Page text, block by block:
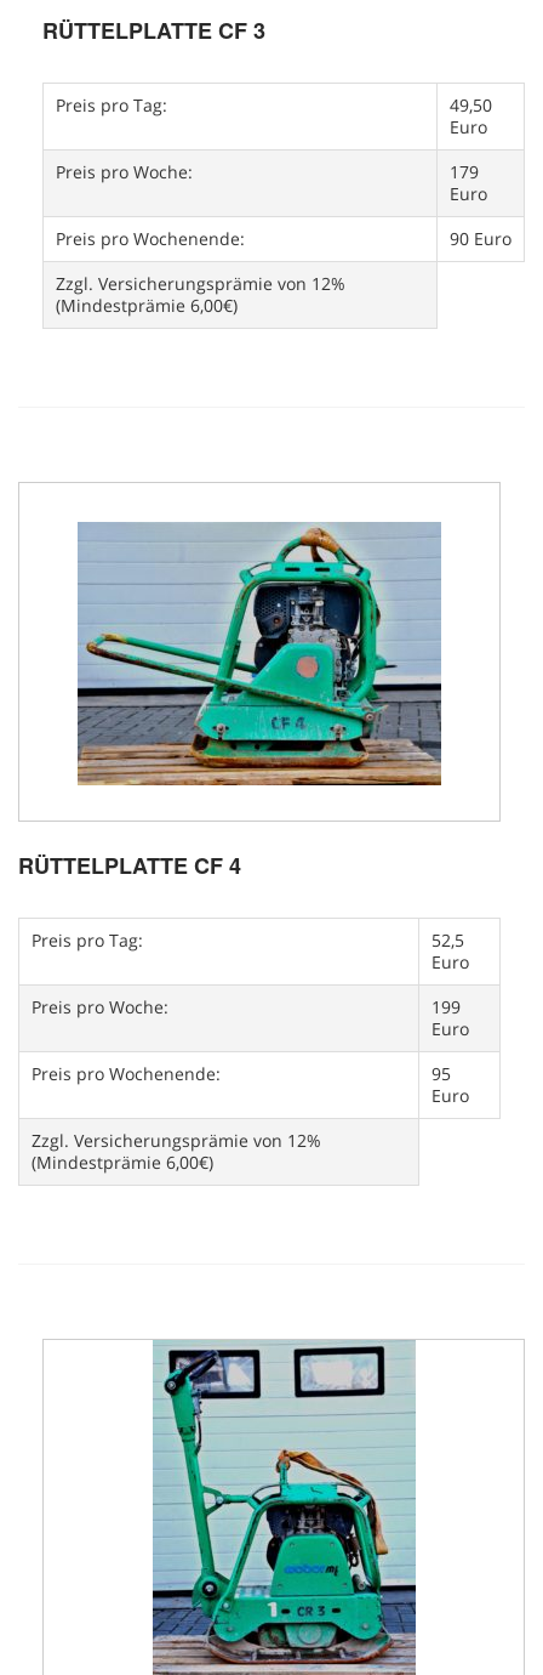
RÜTTELPLATTE CF 3
Preis pro Tag:
49,50
Euro
Preis pro Woche:
179
Euro
Preis pro Wochenende:
90 Euro
Zzgl. Versicherungsprämie von 12%
(Mindestprämie 6,00€)
RÜTTELPLATTE CF 4
Preis pro Tag:
52,5
Euro
Preis pro Woche:
199
Euro
Preis pro Wochenende:
95
Euro
Zzgl. Versicherungsprämie von 12%
(Mindestprämie 6,00€)